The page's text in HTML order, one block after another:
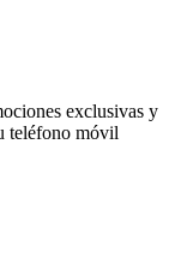
exclusivas y
teléfono móvil